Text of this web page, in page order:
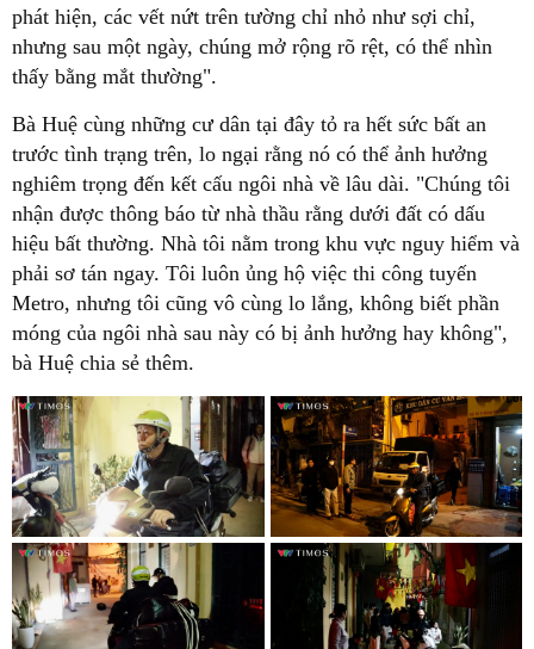
phát hiện, các vết nứt trên tường chỉ nhỏ như sợi chỉ,
nhưng sau một ngày, chúng mở rộng rõ rệt, có thể nhìn
thấy bằng mắt thường".
Bà Huệ cùng những cư dân tại đây tỏ ra hết sức bất an
trước tình trạng trên, lo ngại rằng nó có thể ảnh hưởng
nghiêm trọng đến kết cấu ngôi nhà về lâu dài. "Chúng tôi
nhận được thông báo từ nhà thầu rằng dưới đất có dấu
hiệu bất thường. Nhà tôi nằm trong khu vực nguy hiểm và
phải sơ tán ngay. Tôi luôn ủng hộ việc thi công tuyến
Metro, nhưng tôi cũng vô cùng lo lắng, không biết phần
móng của ngôi nhà sau này có bị ảnh hưởng hay không",
bà Huệ chia sẻ thêm.